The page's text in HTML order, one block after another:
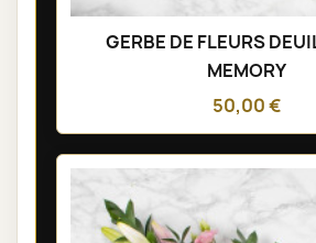
GERBE DE FLEURS
MEMORY
50,00 €